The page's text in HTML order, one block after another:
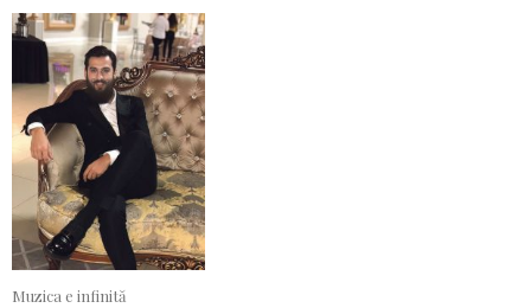
Muzica e infinită